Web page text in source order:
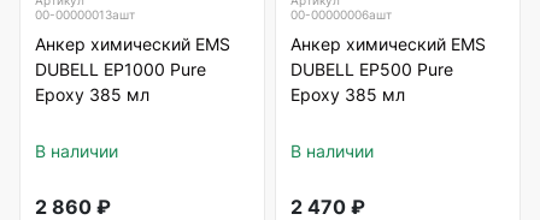
00-00000013ашт
Анкер химический EMS
DUBELL EP1000 Pure
Epoxy 385 мл
В наличии
2 860 ₽
00-00000006ашт
Анкер химический EMS
DUBELL EP500 Pure
Epoxy 385 мл
В наличии
2 470 ₽